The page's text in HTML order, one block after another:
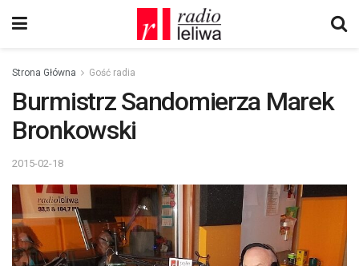
Strona Główna Gość radia
Burmistrz Sandomierza Marek
Bronkowski
2015-02-18